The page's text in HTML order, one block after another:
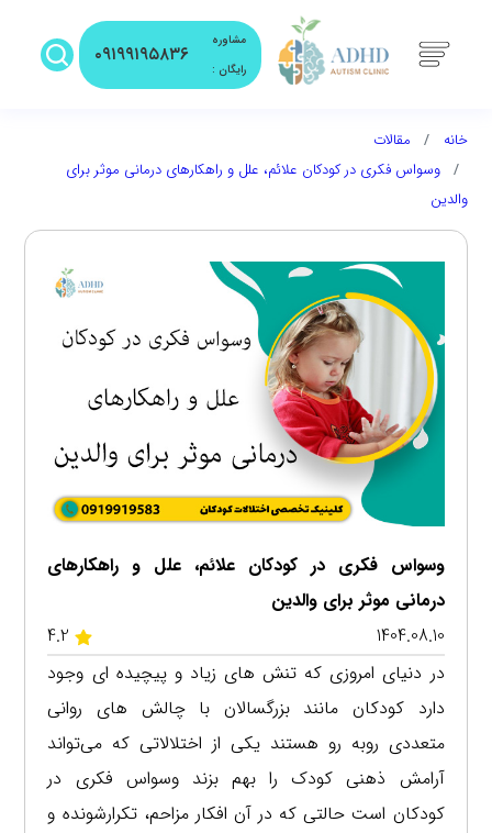
مشاوره
رایگان :
۰۹۱۹۹۱۹۵۸۳۶
خانه
مقالات
وسواس فکری در کودکان علائم، علل و راهکارهای درمانی موثر برای
والدین
وسواس فکری در کودکان علائم، علل و راهکارهای
درمانی موثر برای والدین
1404.08.10
4.2
در دنیای امروزی که تنش های زیاد و پیچیده ای وجود
دارد کودکان مانند بزرگسالان با چالش های روانی
متعددی روبه رو هستند یکی از اختلالاتی که می‌تواند
آرامش ذهنی کودک را بهم بزند وسواس فکری در
کودکان است حالتی که در آن افکار مزاحم، تکرارشونده و